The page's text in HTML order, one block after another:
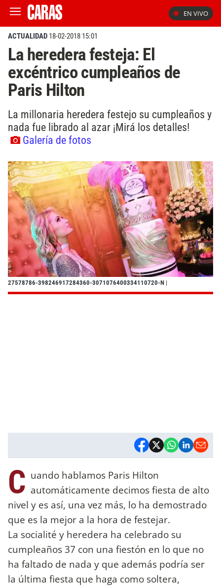
EN VIVO
ACTUALIDAD 18-02-2018 15:01
La heredera festeja: El
excéntrico cumpleaños de
Paris Hilton
La millonaria heredera festejo su cumpleaños y
nada fue librado al azar ¡Mirá los detalles!
Galería de fotos
27578786-398246917284360-3071076400334110720-N |
C uando hablamos Paris Hilton
automáticamente decimos fiesta de alto
nivel y es así, una vez más, lo ha demostrado
que es la mejor a la hora de festejar.
La socialité y heredera ha celebrado su
cumpleaños 37 con una fiestón en lo que no
ha faltado de nada y que además podría ser
la última fiesta que haga como soltera,